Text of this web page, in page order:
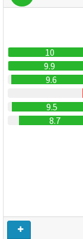
10
9.9
9.6
9.5
8.7